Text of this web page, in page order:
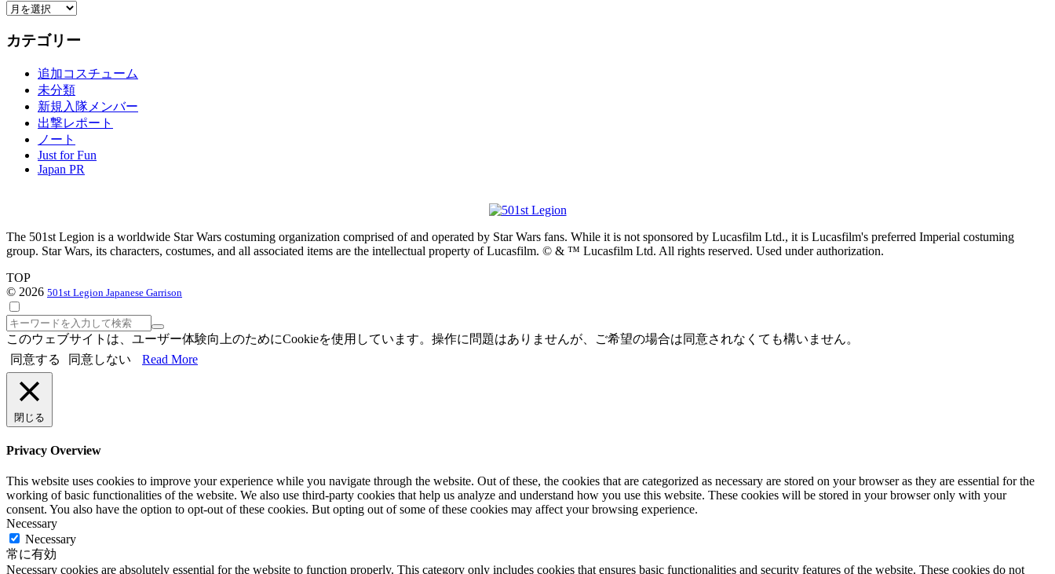
ア
カ
カテゴリー
追加コスチューム
未分類
新規入隊メンバー
出撃レポート
ノート
Just for Fun
Japan PR
The 501st Legion is a worldwide Star Wars costuming organization comprised of and operated by Star Wars fans. While it is not sponsored by Lucasfilm Ltd., it is Lucasfilm's preferred Imperial costuming
group. Star Wars, its characters, costumes, and all associated items are the intellectual property of Lucasfilm. © & ™ Lucasfilm Ltd. All rights reserved. Used under authorization.
TOP
© 2026 501st Legion Japanese Garrison
検
索
このウェブサイトは、ユーザー体験向上のためにCookieを使用しています。操作に問題はありませんが、ご希望の場合は同意されなくても構いません。
同意する
同意しない Read More
閉じる
Privacy Overview
This website uses cookies to improve your experience while you navigate through the website. Out of these, the cookies that are categorized as necessary are stored on your browser as they are essential for the
working of basic functionalities of the website. We also use third-party cookies that help us analyze and understand how you use this website. These cookies will be stored in your browser only with your
consent. You also have the option to opt-out of these cookies. But opting out of some of these cookies may affect your browsing experience.
Necessary
Necessary
常に有効
Necessary cookies are absolutely essential for the website to function properly. This category only includes cookies that ensures basic functionalities and security features of the website. These cookies do not